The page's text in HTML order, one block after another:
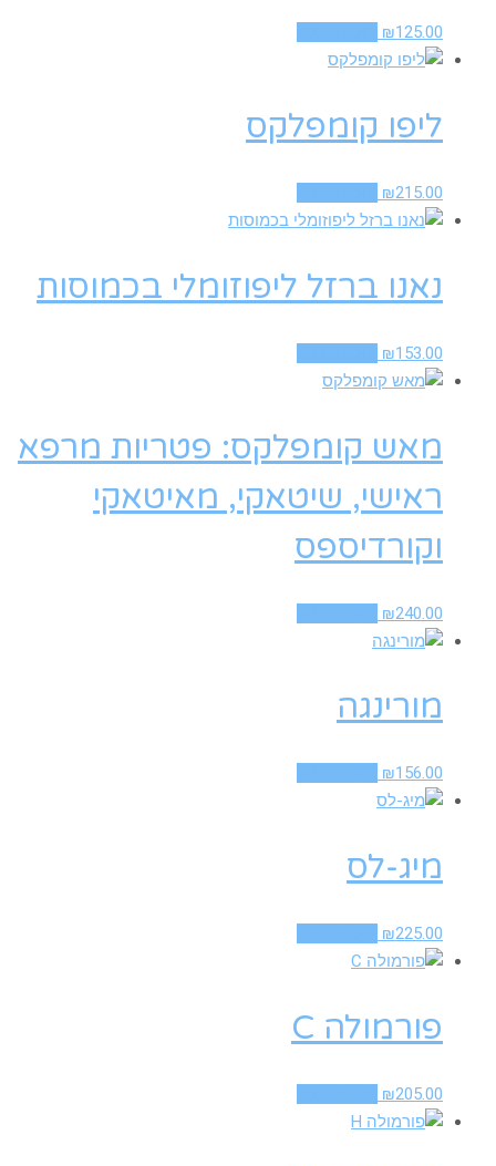
₪125.00
ליפו קומפלקס
₪215.00
נאנו ברזל ליפוזומלי בכמוסות
₪153.00
מאש קומפלקס: פטריות מרפא
ראישי, שיטאקי, מאיטאקי
וקורדיספס
₪240.00
מורינגה
₪156.00
מיג-לס
₪225.00
פורמולה C
₪205.00